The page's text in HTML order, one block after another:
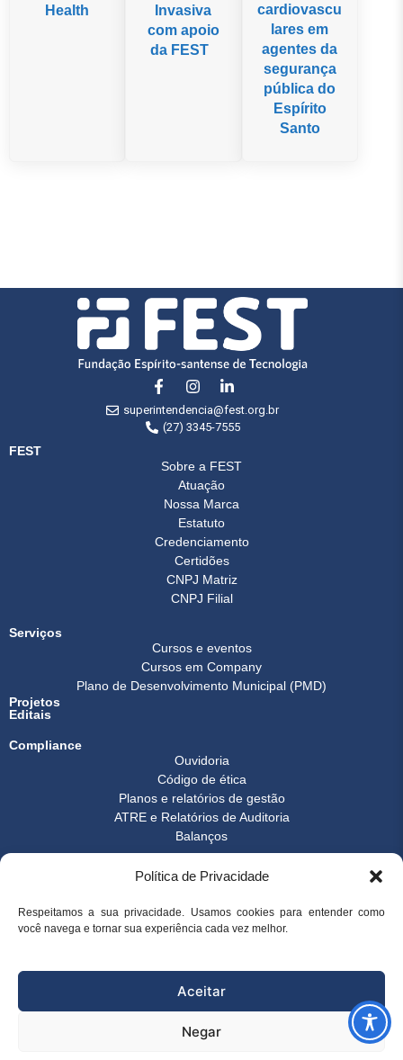
Política de Privacidade
Respeitamos a sua privacidade. Usamos cookies para entender como
você navega e tornar sua experiência cada vez melhor.
Aceitar
Negar
Health
Invasiva
com apoio
da FEST
cardiovascu
lares em
agentes da
segurança
pública do
Espírito
Santo
superintendencia@fest.org.br
(27) 3345-7555
FEST
Sobre a FEST
Atuação
Nossa Marca
Estatuto
Credenciamento
Certidões
CNPJ Matriz
CNPJ Filial
Serviços
Cursos e eventos
Cursos em Company
Plano de Desenvolvimento Municipal (PMD)
Projetos
Editais
Compliance
Ouvidoria
Código de ética
Planos e relatórios de gestão
ATRE e Relatórios de Auditoria
Balanços
Boletim FEST
Notícias Gerais
© 2026 FEST - Fundação Espírito-santense de Tecnologia | Desenvolvido
Arco Websites & E-commerce
superintendencia@fest.org.br
(27) 3345-7555